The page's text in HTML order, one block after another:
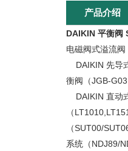
产品介绍
DAIKIN 平衡阀
电磁阀式溢流
DAIKIN 先导
衡阀（JGB-
DAIKIN 直动
（
（SUT00/
系统（NDJ89/